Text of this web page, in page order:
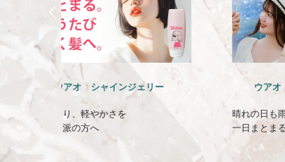
ウアオ のばしチャオ ミルク
晴れの日も雨の日も
一日まとまる髪へ